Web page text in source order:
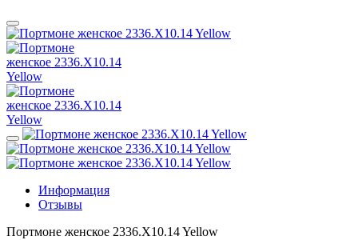
Информация
Отзывы
Портмоне женское 2336.X10.14 Yellow